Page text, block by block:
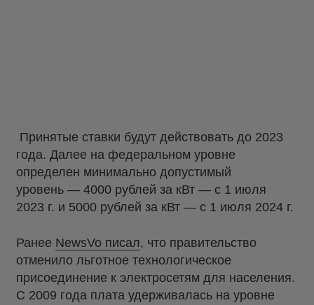
Принятые ставки будут действовать до 2023
года. Далее на федеральном уровне
определен минимально допустимый
уровень — 4000 рублей за кВт — с 1 июля
2023 г. и 5000 рублей за кВт — с 1 июля 2024 г.
Ранее NewsVo писал, что правительство
отменило льготное технологическое
присоединение к электросетям для населения.
С 2009 года плата удерживалась на уровне